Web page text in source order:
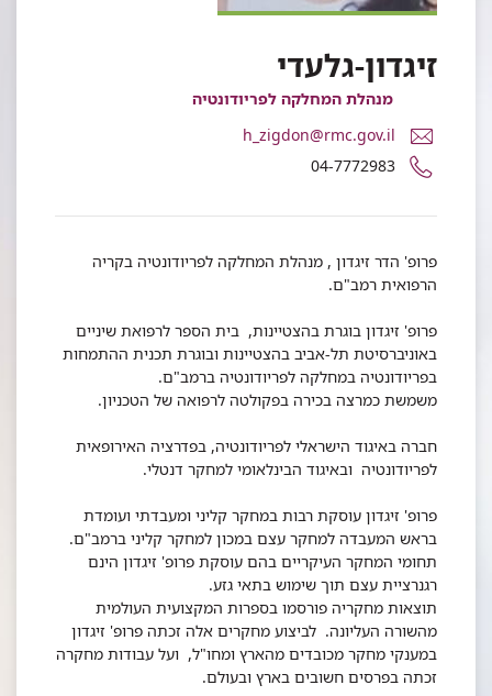
זיגדון-גלעדי
מנהלת המחלקה לפריודונטיה
דואר
אלקטרוני
פרופ'
זיגדון-גלעדי
h_zigdon@rmc.gov.il
מספר
טלפון
הדר
זיגדון-גלעדי
04-7772983
פרופ' הדר זיגדון , מנהלת המחלקה לפריודונטיה בקריה
הרפואית רמב"ם.
פרופ' זיגדון בוגרת בהצטיינות, בית הספר לרפואת שיניים
באוניברסיטת תל-אביב בהצטיינות ובוגרת תכנית ההתמחות
בפריודונטיה במחלקה לפריודונטיה ברמב"ם.
משמשת כמרצה בכירה בפקולטה לרפואה של הטכניון.
חברה באיגוד הישראלי לפריודונטיה, בפדרציה האירופאית
לפריודונטיה ובאיגוד הבינלאומי למחקר דנטלי.
פרופ' זיגדון עוסקת רבות במחקר קליני ומעבדתי ועומדת
בראש המעבדה למחקר עצם במכון למחקר קליני ברמב"ם.
תחומי המחקר העיקריים בהם עוסקת פרופ' זיגדון הינם
רגנרציית עצם תוך שימוש בתאי גזע.
תוצאות מחקריה פורסמו בספרות המקצועית העולמית
מהשורה העליונה. לביצוע מחקרים אלה זכתה פרופ' זיגדון
במענקי מחקר מכובדים מהארץ ומחו"ל, ועל עבודות מחקרה
זכתה בפרסים חשובים בארץ ובעולם.